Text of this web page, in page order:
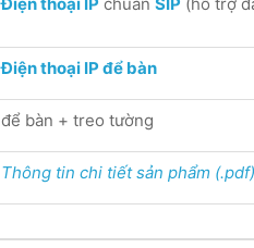
Điện thoại IP để bàn
để bàn + treo tường
Thông tin chi tiết sản phẩm (.pdf)